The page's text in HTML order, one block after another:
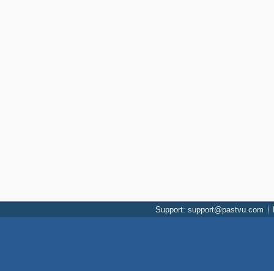
Support: support@pastvu.com